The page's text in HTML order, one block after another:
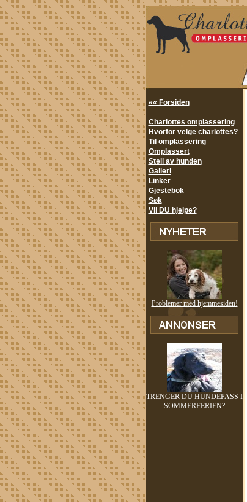
«« Forsiden
Charlottes omplassering
Hvorfor velge charlottes?
Til omplassering
Omplassert
Stell av hunden
Galleri
Linker
Gjestebok
Søk
Vil DU hjelpe?
Problemer med hjemmesiden!
TRENGER DU HUNDEPASS I
SOMMERFERIEN?